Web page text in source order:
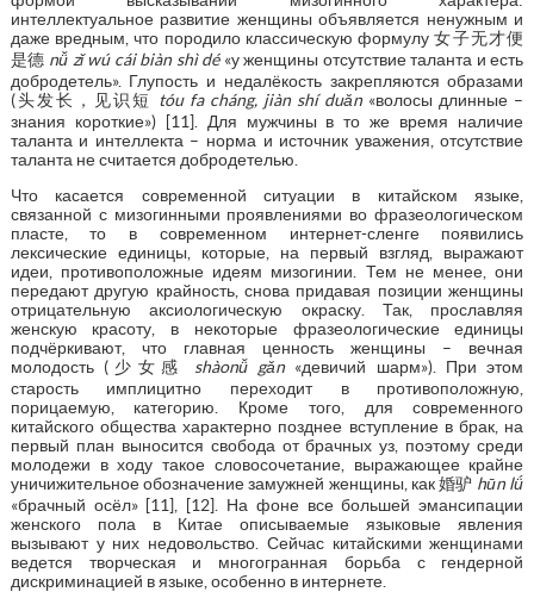
интеллектуальное развитие женщины объявляется ненужным и
даже вредным, что породило классическую формулу 女子无才便
是德 nǚ zǐ wú cái biàn shì dé«у женщины отсутствие таланта и есть
добродетель». Глупость и недалёкость закрепляются образами
(头发长，见识短 tóu fa cháng, jiàn shí duǎn«волосы длинные –
знания короткие») [11]. Для мужчины в то же время наличие
таланта и интеллекта – норма и источник уважения, отсутствие
таланта не считается добродетелью.
Что касается современной ситуации в китайском языке,
связанной с мизогинными проявлениями во фразеологическом
пласте, то в современном интернет-сленге появились
лексические единицы, которые, на первый взгляд, выражают
идеи, противоположные идеям мизогинии. Тем не менее, они
передают другую крайность, снова придавая позиции женщины
отрицательную аксиологическую окраску. Так, прославляя
женскую красоту, в некоторые фразеологические единицы
подчёркивают, что главная ценность женщины – вечная
молодость (少女感 shàonǚ gǎn«девичий шарм»). При этом
старость имплицитно переходит в противоположную,
порицаемую, категорию. Кроме того, для современного
китайского общества характерно позднее вступление в брак, на
первый план выносится свобода от брачных уз, поэтому среди
молодежи в ходу такое словосочетание, выражающее крайне
уничижительное обозначение замужней женщины, как 婚驴 hūn lǘ
«брачный осёл» [11], [12]. На фоне все большей эмансипации
женского пола в Китае описываемые языковые явления
вызывают у них недовольство. Сейчас китайскими женщинами
ведется творческая и многогранная борьба с гендерной
дискриминацией в языке, особенно в интернете.